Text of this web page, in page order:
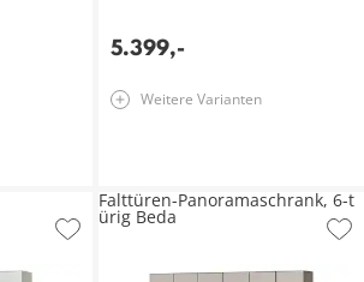
5.399,-
Weitere Varianten
Falttüren-Panoramaschrank, 6-t
ürig Beda